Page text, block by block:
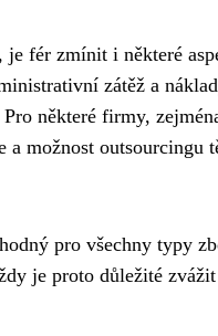
fér zmínit i některé
zátěž a
některé firmy,
možnost outsourcingu
pro všechny typy
je proto důležité